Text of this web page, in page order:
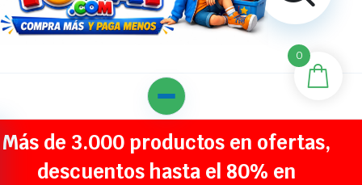
Más de 3.000 productos en ofertas,
descuentos hasta el 80% en
0